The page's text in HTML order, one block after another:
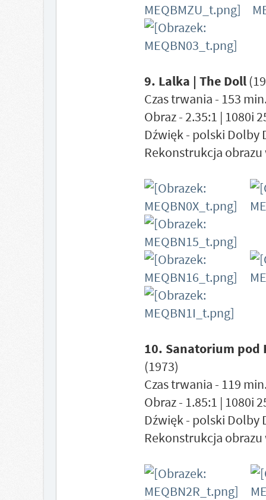
9. Lalka | The Doll
Czas trwania - 153
Obraz - 2.35:1 | 1080i
Dźwięk - polski Dolby
Rekonstrukcja
10. Sanatorium pod
(1973)
Czas trwania - 119
Obraz - 1.85:1 | 1080i
Dźwięk - polski Dolby
Rekonstrukcja obrazu